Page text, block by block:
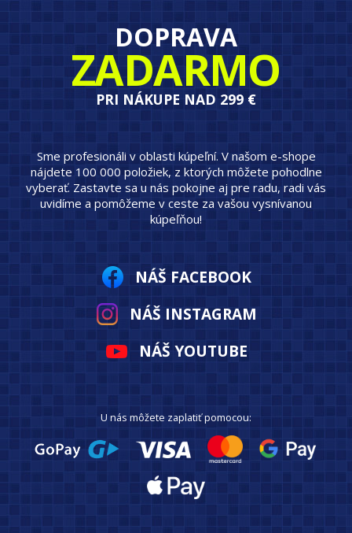
DOPRAVA
ZADARMO
PRI NÁKUPE NAD 299 €
Sme profesionáli v oblasti kúpeľní. V našom e-shope
nájdete 100 000 položiek, z ktorých môžete pohodlne
vyberať. Zastavte sa u nás pokojne aj pre radu, radi vás
uvidíme a pomôžeme v ceste za vašou vysnívanou
kúpeľňou!
NÁŠ FACEBOOK
NÁŠ INSTAGRAM
NÁŠ YOUTUBE
U nás môžete zaplatiť pomocou: